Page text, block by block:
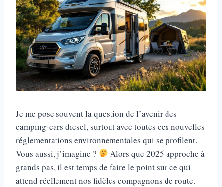
Je me pose souvent la question de l’avenir des
camping-cars diesel, surtout avec toutes ces nouvelles
réglementations environnementales qui se profilent.
Vous aussi, j’imagine ?
Alors que 2025 approche à
grands pas, il est temps de faire le point sur ce qui
attend réellement nos fidèles compagnons de route.